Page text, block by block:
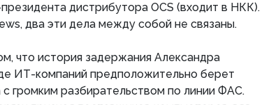
дистрибутора OCS (входит в НКК).
два эти дела между собой не связаны.
что история задержания Александра
ИТ-компаний предположительно берет
с громким разбирательством по линии ФАС.